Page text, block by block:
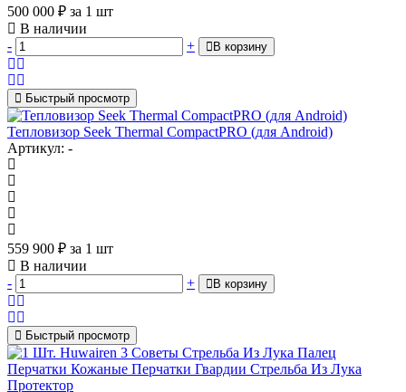
500 000 ₽ за 1 шт
В наличии
-
+ В корзину
Быстрый просмотр
Тепловизор Seek Thermal CompactPRO (для Android)
Артикул: -
559 900 ₽ за 1 шт
В наличии
-
+ В корзину
Быстрый просмотр